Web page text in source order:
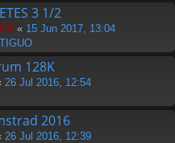
3 1/2
« 15 Jun 2017, 13:04
128K
26 Jul 2016, 12:54
2016
26 Jul 2016, 12:39